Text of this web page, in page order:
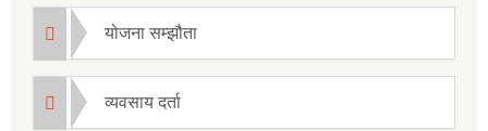
योजना सम्झौता
व्यवसाय दर्ता